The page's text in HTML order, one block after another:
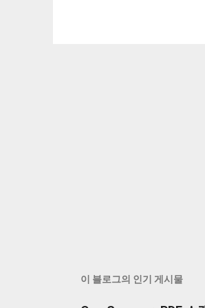
이 블로그의 인기 게시물